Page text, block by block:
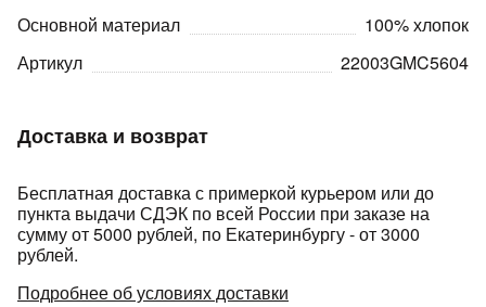
Доставка и возврат
Бесплатная доставка с примеркой курьером или до
пункта выдачи СДЭК по всей России при заказе на
сумму от 5000 рублей, по Екатеринбургу - от 3000
рублей.
Подробнее об условиях доставки
Основной материал
100% хлопок
Артикул
22003GMC5604
раз в 2 недели